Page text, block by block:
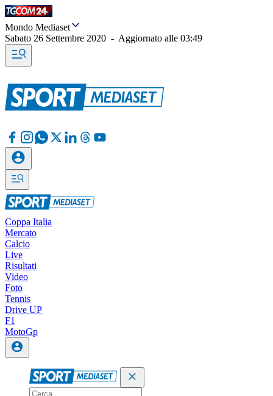
Mondo Mediaset
Sabato 26 Settembre 2020 - Aggiornato alle 03:49
Coppa Italia
Mercato
Calcio
Live
Risultati
Video
Foto
Tennis
Drive UP
F1
MotoGp